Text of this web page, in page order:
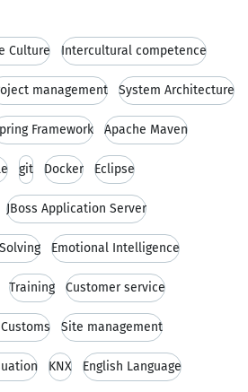
Culture Intercultural competence
management System Architecture
Framework Apache Maven
git Docker Eclipse
JBoss Application Server
Emotional Intelligence
Training Customer service
Site management
KNX English Language